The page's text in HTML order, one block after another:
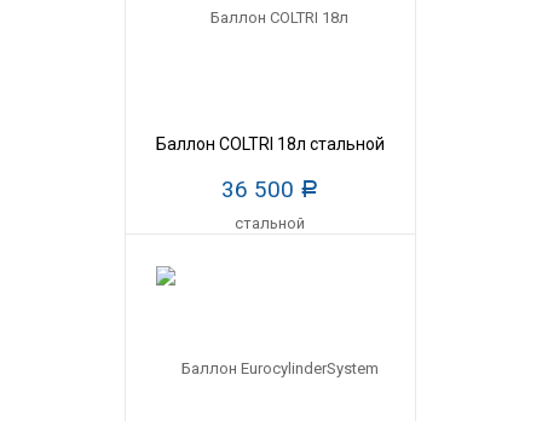
Баллон COLTRI 18л стальной
36 500 Р